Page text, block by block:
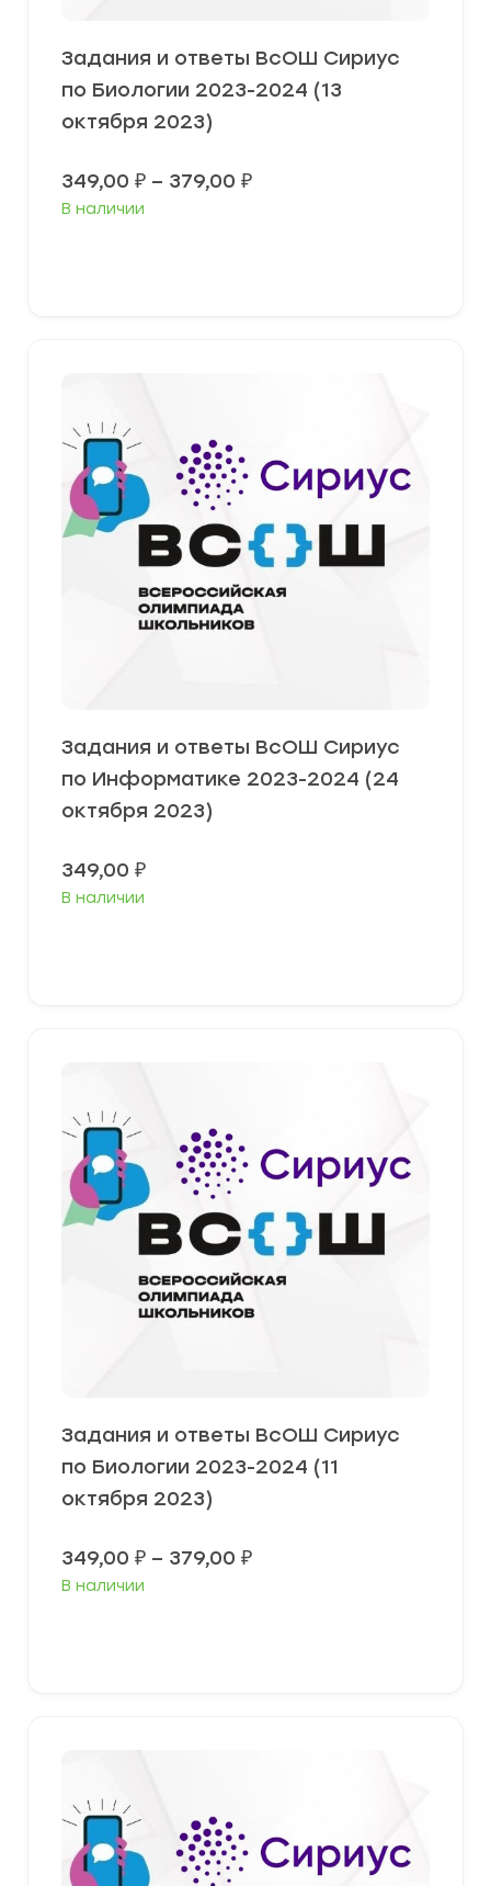
Задания и ответы ВсОШ Сириус
по Биологии 2023-2024 (13
октября 2023)
349,00 ₽ – 379,00 ₽Диапазон
В наличии
Задания и ответы ВсОШ Сириус
по Информатике 2023-2024 (24
октября 2023)
349,00 ₽
В наличии
Задания и ответы ВсОШ Сириус
по Биологии 2023-2024 (11
октября 2023)
349,00 ₽ – 379,00 ₽Диапазон
В наличии